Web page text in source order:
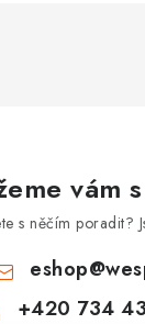
vám
s něčím poradit?
eshop@
+420 734